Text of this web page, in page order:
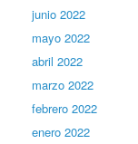
junio 2022
mayo 2022
abril 2022
marzo 2022
febrero 2022
enero 2022